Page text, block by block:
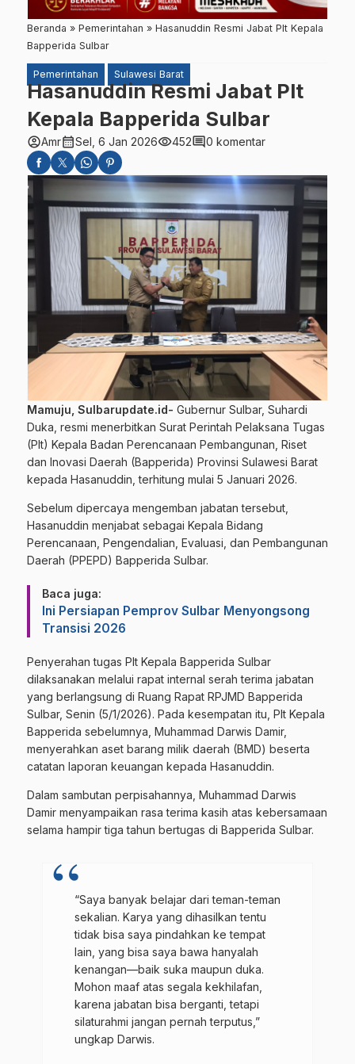
Beranda » Pemerintahan » Hasanuddin Resmi Jabat Plt Kepala
Bapperida Sulbar
Pemerintahan Sulawesi Barat
Hasanuddin Resmi Jabat Plt
Kepala Bapperida Sulbar
account_circleAmrcalendar_monthSel, 6 Jan 2026visibility452comment0 komentar
Mamuju, Sulbarupdate.id- Gubernur Sulbar, Suhardi
Duka, resmi menerbitkan Surat Perintah Pelaksana Tugas
(Plt) Kepala Badan Perencanaan Pembangunan, Riset
dan Inovasi Daerah (Bapperida) Provinsi Sulawesi Barat
kepada Hasanuddin, terhitung mulai 5 Januari 2026.
Sebelum dipercaya mengemban jabatan tersebut,
Hasanuddin menjabat sebagai Kepala Bidang
Perencanaan, Pengendalian, Evaluasi, dan Pembangunan
Daerah (PPEPD) Bapperida Sulbar.
Baca juga:
Ini Persiapan Pemprov Sulbar Menyongsong
Transisi 2026
Penyerahan tugas Plt Kepala Bapperida Sulbar
dilaksanakan melalui rapat internal serah terima jabatan
yang berlangsung di Ruang Rapat RPJMD Bapperida
Sulbar, Senin (5/1/2026). Pada kesempatan itu, Plt Kepala
Bapperida sebelumnya, Muhammad Darwis Damir,
menyerahkan aset barang milik daerah (BMD) beserta
catatan laporan keuangan kepada Hasanuddin.
Dalam sambutan perpisahannya, Muhammad Darwis
Damir menyampaikan rasa terima kasih atas kebersamaan
selama hampir tiga tahun bertugas di Bapperida Sulbar.
“Saya banyak belajar dari teman-teman
sekalian. Karya yang dihasilkan tentu
tidak bisa saya pindahkan ke tempat
lain, yang bisa saya bawa hanyalah
kenangan—baik suka maupun duka.
Mohon maaf atas segala kekhilafan,
karena jabatan bisa berganti, tetapi
silaturahmi jangan pernah terputus,”
ungkap Darwis.